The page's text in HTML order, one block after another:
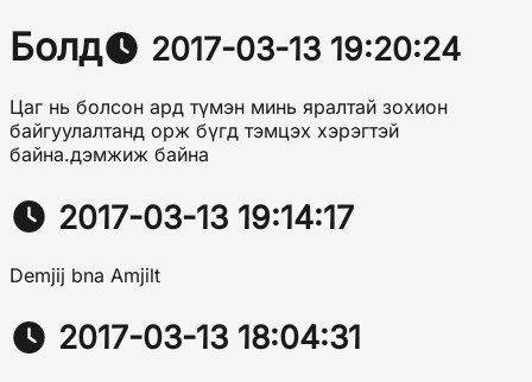
Болд 2017-03-13 19:20:24
Цаг нь болсон ард түмэн минь яралтай зохион
байгуулалтанд орж бүгд тэмцэх хэрэгтэй
байна.дэмжиж байна
2017-03-13 19:14:17
Demjij bna Amjilt
2017-03-13 18:04:31